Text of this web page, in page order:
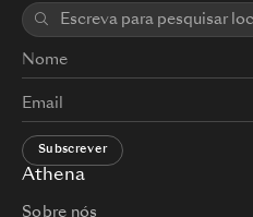
Athena
Sobre nós
Subscrever